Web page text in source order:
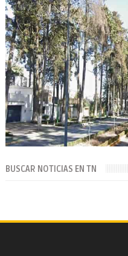
BUSCAR NOTICIAS EN TN